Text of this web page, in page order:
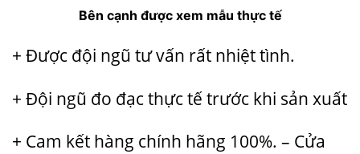
Bên cạnh được xem mẫu thực tế
+ Được đội ngũ tư vấn rất nhiệt tình.
+ Đội ngũ đo đạc thực tế trước khi sản xuất
+ Cam kết hàng chính hãng 100%. – Cửa